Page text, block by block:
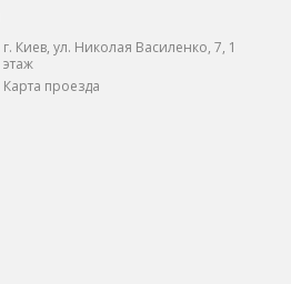
г. Киев, ул. Николая Василенко, 7, 1
этаж
Карта проезда